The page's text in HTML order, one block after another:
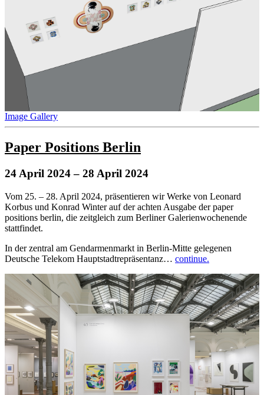
Image Gallery
Paper Positions Berlin
24 April 2024– 28 April 2024
Vom 25. – 28. April 2024, präsentieren wir Werke von Leonard
Korbus und Konrad Winter auf der achten Ausgabe der paper
positions berlin, die zeitgleich zum Berliner Galerienwochenende
stattfindet.
In der zentral am Gendarmenmarkt in Berlin-Mitte gelegenen
Deutsche Telekom Hauptstadtrepräsentanz… continue.